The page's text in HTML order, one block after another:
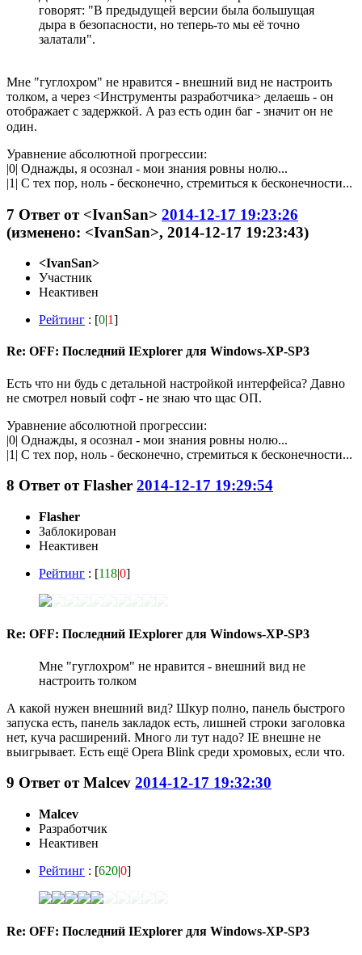
говорят: "В предыдущей версии была большущая
дыра в безопасности, но теперь-то мы её точно
залатали".
Мне "гуглохром" не нравится - внешний вид не настроить
толком, а через <Инструменты разработчика> делаешь - он
отображает с задержкой. А раз есть один баг - значит он не
один.
Уравнение абсолютной прогрессии:
|0| Однажды, я осознал - мои знания ровны нолю...
|1| С тех пор, ноль - бесконечно, стремиться к бесконечности...
7 Ответ от <IvanSan> 2014-12-17 19:23:26
(изменено: <IvanSan>, 2014-12-17 19:23:43)
<IvanSan>
Участник
Неактивен
Рейтинг : [0|1]
Re: OFF: Последний IExplorer для Windows-XP-SP3
Есть что ни будь с детальной настройкой интерфейса? Давно
не смотрел новый софт - не знаю что щас ОП.
Уравнение абсолютной прогрессии:
|0| Однажды, я осознал - мои знания ровны нолю...
|1| С тех пор, ноль - бесконечно, стремиться к бесконечности...
8 Ответ отFlasher 2014-12-17 19:29:54
Flasher
Заблокирован
Неактивен
Рейтинг : [118|0]
Re: OFF: Последний IExplorer для Windows-XP-SP3
Мне "гуглохром" не нравится - внешний вид не
настроить толком
А какой нужен внешний вид? Шкур полно, панель быстрого
запуска есть, панель закладок есть, лишней строки заголовка
нет, куча расширений. Много ли тут надо? IE внешне не
выигрывает. Есть ещё Opera Blink среди хромовых, если что.
9 Ответ отMalcev 2014-12-17 19:32:30
Malcev
Разработчик
Неактивен
Рейтинг : [620|0]
Re: OFF: Последний IExplorer для Windows-XP-SP3